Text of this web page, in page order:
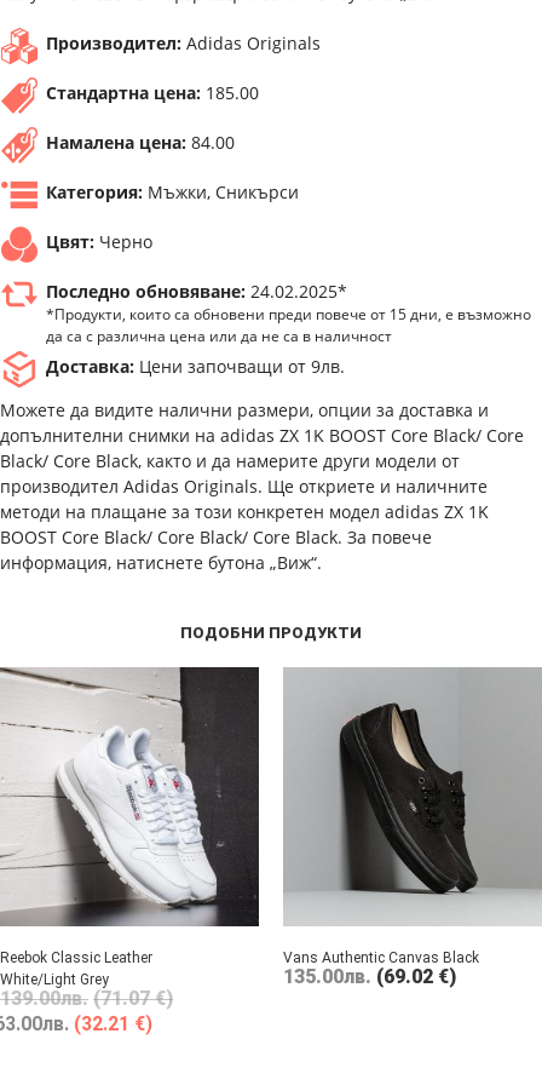
Производител: Adidas Originals
Стандартна цена: 185.00
Намалена цена: 84.00
Категория: Мъжки, Сникърси
Цвят: Черно
Последно обновяване: 24.02.2025*
*Продукти, които са обновени преди повече от 15 дни, е възможно
да са с различна цена или да не са в наличност
Доставка: Цени започващи от 9лв.
Можете да видите налични размери, опции за доставка и
допълнителни снимки на adidas ZX 1K BOOST Core Black/ Core
Black/ Core Black, както и да намерите други модели от
производител Adidas Originals. Ще откриете и наличните
методи на плащане за този конкретен модел adidas ZX 1K
BOOST Core Black/ Core Black/ Core Black. За повече
информация, натиснете бутона „Виж“.
ПОДОБНИ ПРОДУКТИ
Reebok Classic Leather
White/Light Grey
139.00лв. (71.07 €)
лв. (32.21 €)
Vans Authentic Canvas Black
135.00лв. (69.02 €)